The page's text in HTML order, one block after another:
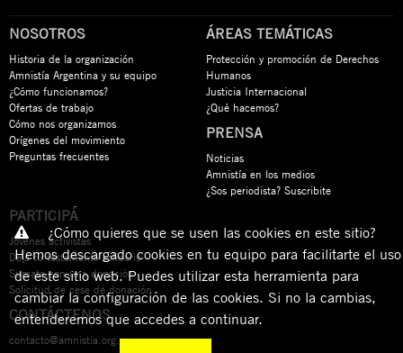
NOSOTROS
Historia de la organización
Amnistía Argentina y su equipo
¿Cómo funcionamos?
Ofertas de trabajo
Cómo nos organizamos
Orígenes del movimiento
Preguntas frecuentes
ÁREAS TEMÁTICAS
Protección y promoción de Derechos
Humanos
Justicia Internacional
¿Qué hacemos?
PRENSA
Noticias
Amnistía en los medios
¿Sos periodista? Suscribite
PARTICIPÁ
Jóvenes activistas
Dejá tu testamento solidario
Sumate con una donación
Solicitud de cese de donación
CONTÁCTENOS
contacto@amnistia.org.ar
¿Cómo quieres que se usen las cookies en este sitio?
Hemos descargado cookies en tu equipo para facilitarte el uso
de este sitio web. Puedes utilizar esta herramienta para
cambiar la configuración de las cookies. Si no la cambias,
entenderemos que accedes a continuar.